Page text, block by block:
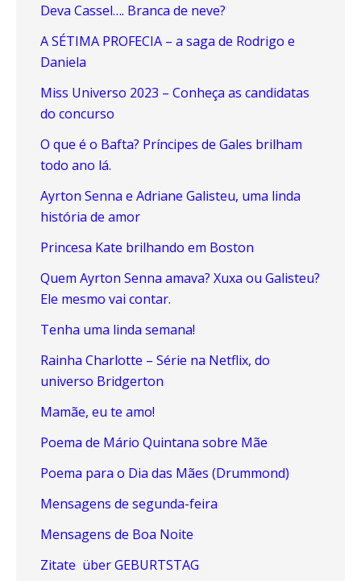
Deva Cassel…. Branca de neve?
A SÉTIMA PROFECIA – a saga de Rodrigo e
Daniela
Miss Universo 2023 – Conheça as candidatas
do concurso
O que é o Bafta? Príncipes de Gales brilham
todo ano lá.
Ayrton Senna e Adriane Galisteu, uma linda
história de amor
Princesa Kate brilhando em Boston
Quem Ayrton Senna amava? Xuxa ou Galisteu?
Ele mesmo vai contar.
Tenha uma linda semana!
Rainha Charlotte – Série na Netflix, do
universo Bridgerton
Mamãe, eu te amo!
Poema de Mário Quintana sobre Mãe
Poema para o Dia das Mães (Drummond)
Mensagens de segunda-feira
Mensagens de Boa Noite
Zitate über GEBURTSTAG